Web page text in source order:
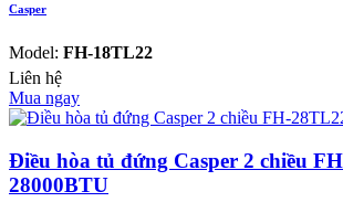
Casper
Model: FH-18TL22
Liên hệ
Mua ngay
Điều hòa tủ đứng Casper 2 chiều
28000BTU